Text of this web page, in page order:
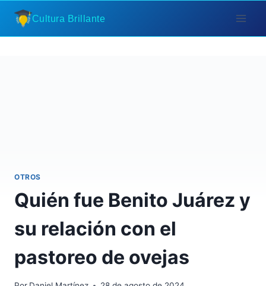
Saltar
contenido
Cultura Brillante
OTROS
Quién fue Benito Juárez y
su relación con el
pastoreo de ovejas